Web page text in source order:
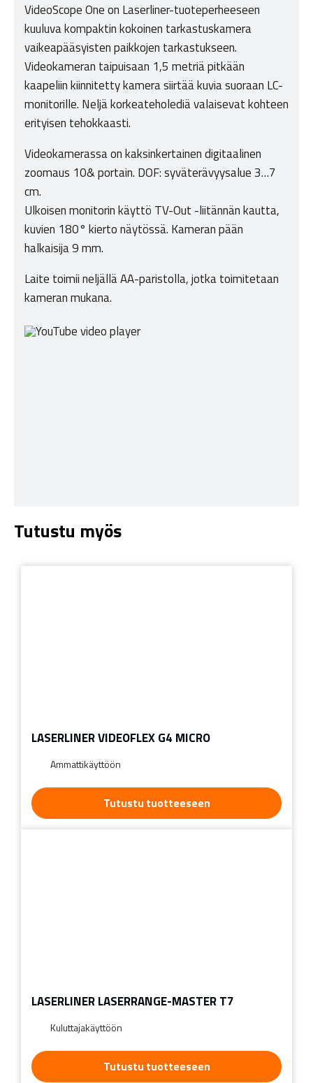
VideoScope One on Laserliner-tuoteperheeseen
kuuluva kompaktin kokoinen tarkastuskamera
vaikeapääsyisten paikkojen tarkastukseen.
Videokameran taipuisaan 1,5 metriä pitkään
kaapeliin kiinnitetty kamera siirtää kuvia suoraan LC-
monitorille. Neljä korkeateholediä valaisevat kohteen
erityisen tehokkaasti.
Videokamerassa on kaksinkertainen digitaalinen
zoomaus 10& portain. DOF: syväterävyysalue 3…7
cm.
Ulkoisen monitorin käyttö TV-Out -liitännän kautta,
kuvien 180° kierto näytössä. Kameran pään
halkaisija 9 mm.
Laite toimii neljällä AA-paristolla, jotka toimitetaan
kameran mukana.
Tutustu myös
LASERLINER VIDEOFLEX G4 MICRO
Ammattikäyttöön
Tutustu tuotteeseen
LASERLINER LASERRANGE-MASTER T7
Kuluttajakäyttöön
Tutustu tuotteeseen